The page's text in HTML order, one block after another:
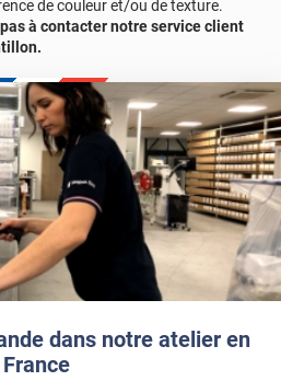
dans notre atelier en
France
de couleur et/ou de texture.
pas à contacter notre service client